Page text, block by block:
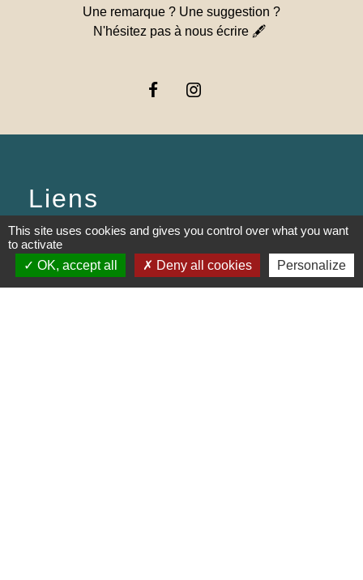
Une remarque ? Une suggestion ?
N'hésitez pas à nous écrire 🖋
Liens
PREFECTURE DE SAÔNE ET
LOIRE
RÉGION BOURGOGNE-
This site uses cookies and gives you control over what you want
to activate
OK, accept all
Deny all cookies Personalize